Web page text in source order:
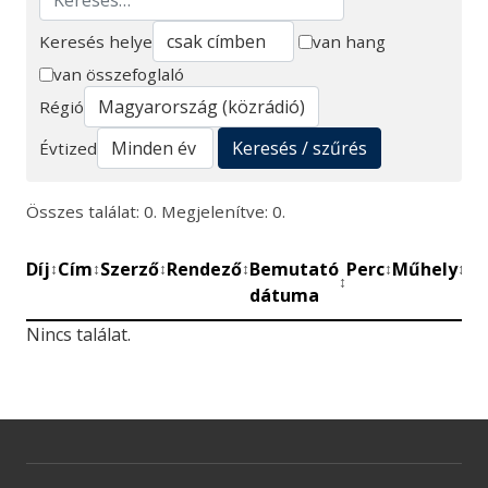
Keresés
Keresés helye
van hang
van összefoglaló
Régió
Évtized
Keresés / szűrés
Összes találat: 0. Megjelenítve: 0.
Díj↕Cím↕Szerző↕Rendező↕Bemutató
dátuma
↕
Perc↕Műhely↕
Nincs találat.